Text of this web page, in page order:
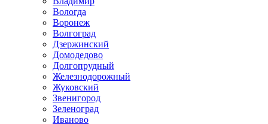
Вологда
Воронеж
Волгоград
Дзержинский
Домодедово
Долгопрудный
Железнодорожный
Жуковский
Звенигород
Зеленоград
Иваново